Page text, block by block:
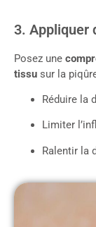
3. Appliquer
Posez une
tissu sur la
Réduire la
Limiter
Ralentir la